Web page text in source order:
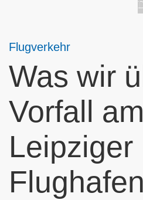
Flugverkehr
Was wir
Vorfall am
Leipziger